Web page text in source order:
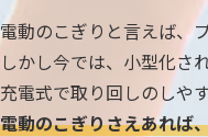
電動のこぎりと言えば、
しかし今では、小型化さ
充電式で取り回しのしや
電動のこぎりさえあれば